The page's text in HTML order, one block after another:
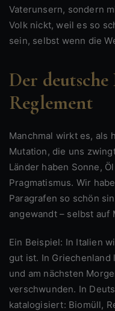
Vaterunsern, sondern
Volk nickt, weil es so
sein, selbst wenn die
Der
Reglement
Manchmal wirkt es, als hätten wir eine genetische
Mutation, die uns
Länder haben Sonne,
Pragmatismus. Wir
Paragrafen so schön
angewandt – selbst auf
Ein Beispiel: In Italien wirft man Reste in einen Sack und
gut ist. In Griechenland
und am nächsten
verschwunden. In
katalogisiert: Biomüll,